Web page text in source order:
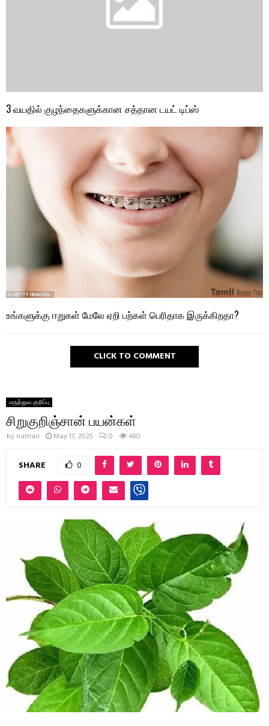
3 வயதில் குழந்தைகளுக்கான சத்தான டயட் டிப்ஸ்
உங்களுக்கு ஈறுகள் மேலே ஏறி பற்கள் பெரிதாக இருக்கிறதா?
CLICK TO COMMENT
மருத்துவ குறிப்பு
சிறுகுறிஞ்சான் பயன்கள்
by nathan May 17, 2025 0 480
SHARE 0